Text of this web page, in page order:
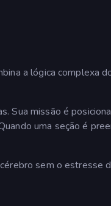
a lógica complexa
Sua missão é
uma seção é
sem o estresse